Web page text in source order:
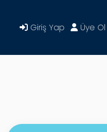
Giriş Yap Üye Ol